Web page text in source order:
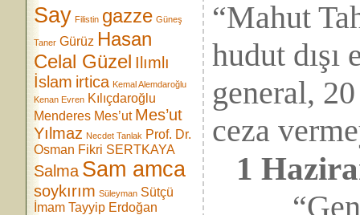
Say Filistin gazze Güneş
Taner Gürüz Hasan
Celal Güzel Ilımlı
İslam irtica Kemal Alemdaroğlu
Kenan Evren Kılıçdaroğlu
Menderes Mes’ut Mes’ut
Yılmaz Necdet Tanlak Prof. Dr.
Osman Fikri SERTKAYA
Salma Sam amca
soykırım Süleyman Sütçü
İmam Tayyip Erdoğan
“Mahut
hudut dışı
general,
ceza
1